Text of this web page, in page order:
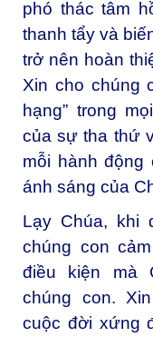
phó thác tâm
thanh tẩy và
trở nên hoàn
Xin cho chúng
hạng” trong
của sự tha thứ
mỗi hành động
ánh sáng của
Lạy Chúa, khi
chúng con
điều kiện mà
chúng con.
cuộc đời xứng